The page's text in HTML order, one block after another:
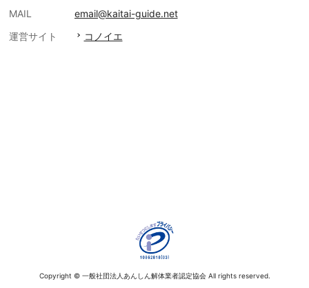
MAIL
email@kaitai-guide.net
運営サイト
コノイエ
Copyright © 一般社団法人あんしん解体業者認定協会 All rights reserved.